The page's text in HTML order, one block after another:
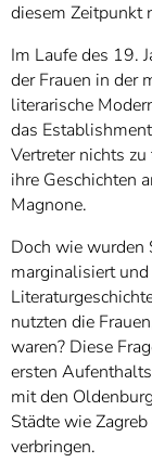
diesem Zeitpunkt
Im Laufe des 19.
der Frauen in der
literarische
das
Vertreter nichts
ihre Geschichten
Magnone.
Doch wie wurden
marginalisiert
nutzten die
waren? Diese
ersten
mit den
Städte wie
verbringen.